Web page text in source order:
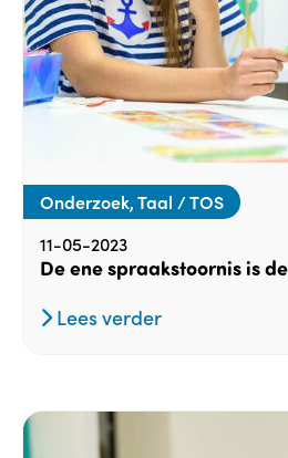
Onderzoek, Taal / TOS
11-05-2023
De ene spraakstoornis is
Lees verder